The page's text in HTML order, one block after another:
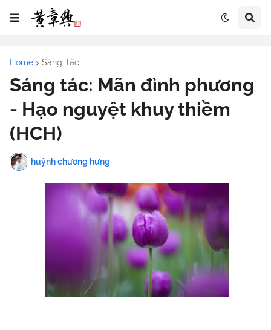
Home Sáng Tác
Sáng tác: Mãn đình phương
- Hạo nguyệt khuy thiềm
(HCH)
huỳnh chương hưng